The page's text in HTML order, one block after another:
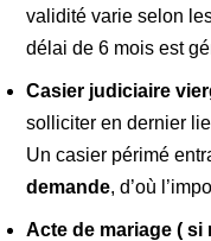
validité varie selon
délai de 6 mois est
Casier judiciaire
solliciter en dernier
Un casier périmé
demande, d’où
Acte de mariage ( si